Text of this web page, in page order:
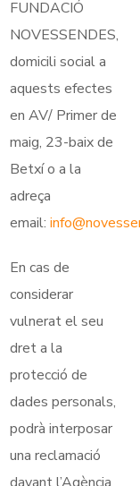
FUNDACIÓ
NOVESSENDES,
domicili social a
aquests efectes
en AV/ Primer de
maig, 23-baix de
Betxí o a la
adreça
email:
En cas de
considerar
vulnerat el seu
dret a la
protecció de
dades personals,
podrà interposar
una reclamació